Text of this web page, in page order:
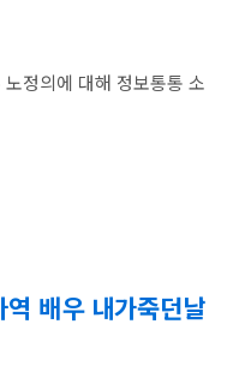
정의에 대해 정보통통 소
배우 내가죽던날